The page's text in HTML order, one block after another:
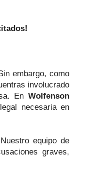
embargo, como
involucrado
EnWolfenson
necesaria en
equipo de
graves,